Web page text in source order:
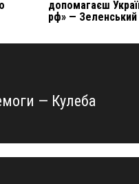
допомагаєш
рф» — Зеленський
— Кулеба